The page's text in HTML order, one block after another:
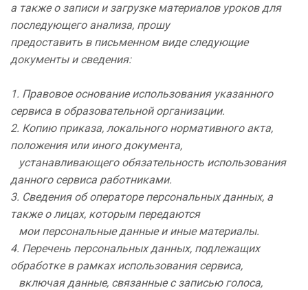
а также о записи и загрузке материалов уроков для
последующего анализа, прошу
предоставить в письменном виде следующие
документы и сведения:
1. Правовое основание использования указанного
сервиса в образовательной организации.
2. Копию приказа, локального нормативного акта,
положения или иного документа,
устанавливающего обязательность использования
данного сервиса работниками.
3. Сведения об операторе персональных данных, а
также о лицах, которым передаются
мои персональные данные и иные материалы.
4. Перечень персональных данных, подлежащих
обработке в рамках использования сервиса,
включая данные, связанные с записью голоса,